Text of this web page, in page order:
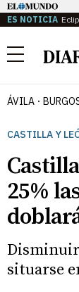
ES NOTICIA
Menú
ÁVILA
CASTILLA Y
25%
situarse